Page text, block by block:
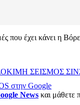
που έχει κάνει η
ΣΕΙΣΜΟΣ
στην Google
News και μάθετε